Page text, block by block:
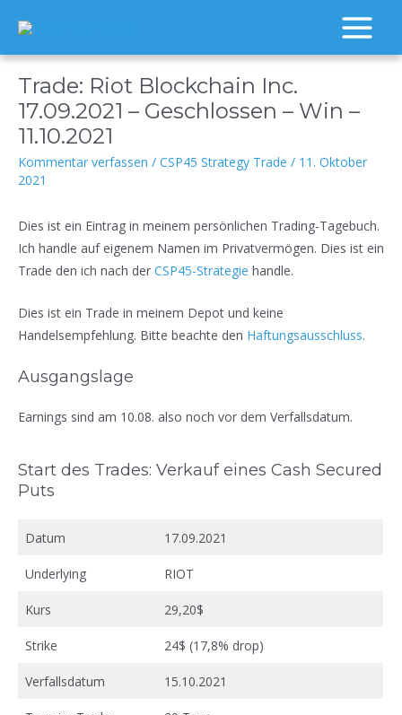
Inhalt
springen
Main
Trade: Riot Blockchain Inc.
17.09.2021 – Geschlossen – Win –
11.10.2021
Kommentar verfassen / CSP45 Strategy Trade / 11. Oktober
2021
Dies ist ein Eintrag in meinem persönlichen Trading-Tagebuch.
Ich handle auf eigenem Namen im Privatvermögen. Dies ist ein
Trade den ich nach der CSP45-Strategie handle.
Dies ist ein Trade in meinem Depot und keine
Handelsempfehlung. Bitte beachte den Haftungsausschluss.
Ausgangslage
Earnings sind am 10.08. also noch vor dem Verfallsdatum.
Start des Trades: Verkauf eines Cash Secured
Puts
Datum 17.09.2021
Underlying RIOT
Kurs 29,20$
Strike 24$ (17,8% drop)
Verfallsdatum 15.10.2021